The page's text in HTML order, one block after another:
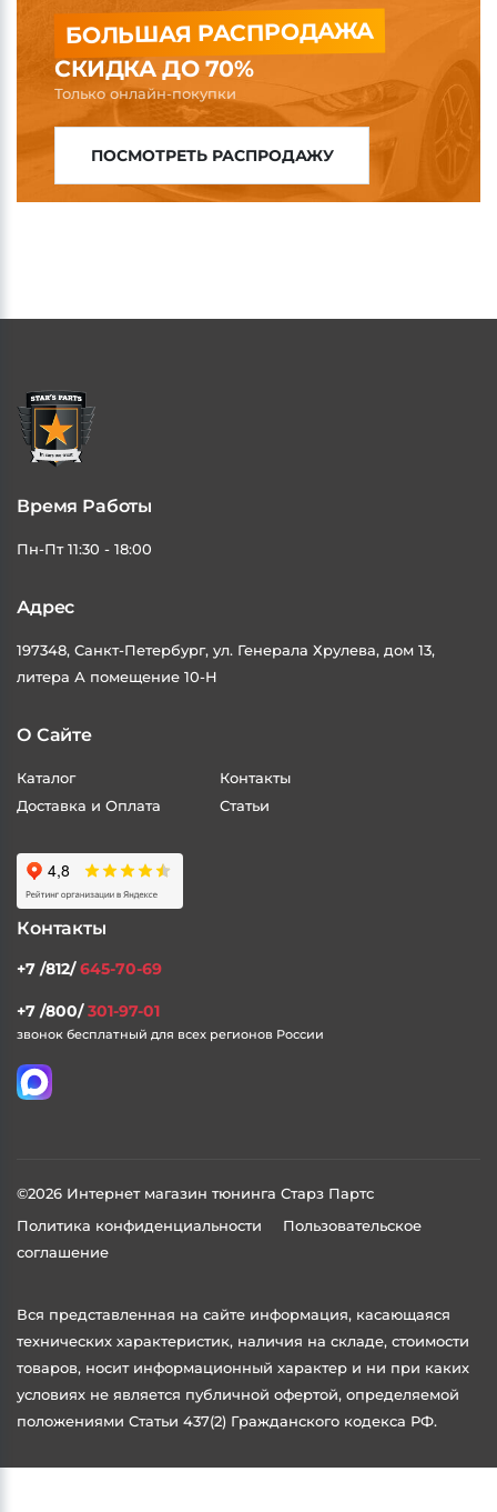
БОЛЬШАЯ РАСПРОДАЖА
СКИДКА ДО 70%
Только онлайн-покупки
ПОСМОТРЕТЬ РАСПРОДАЖУ
Время Работы
Пн-Пт 11:30 - 18:00
Адрес
197348, Санкт-Петербург, ул. Генерала Хрулева, дом 13,
литера А помещение 10-Н
О Сайте
Каталог
Доставка и Оплата
Контакты
Статьи
Контакты
+7 /812/645-70-69
+7 /800/301-97-01
звонок бесплатный для всех регионов России
©2026 Интернет магазин тюнинга Старз Партс
Политика конфиденциальности
Пользовательское
соглашение
Вся представленная на сайте информация, касающаяся
технических характеристик, наличия на складе, стоимости
товаров, носит информационный характер и ни при каких
условиях не является публичной офертой, определяемой
положениями Статьи 437(2) Гражданского кодекса РФ.